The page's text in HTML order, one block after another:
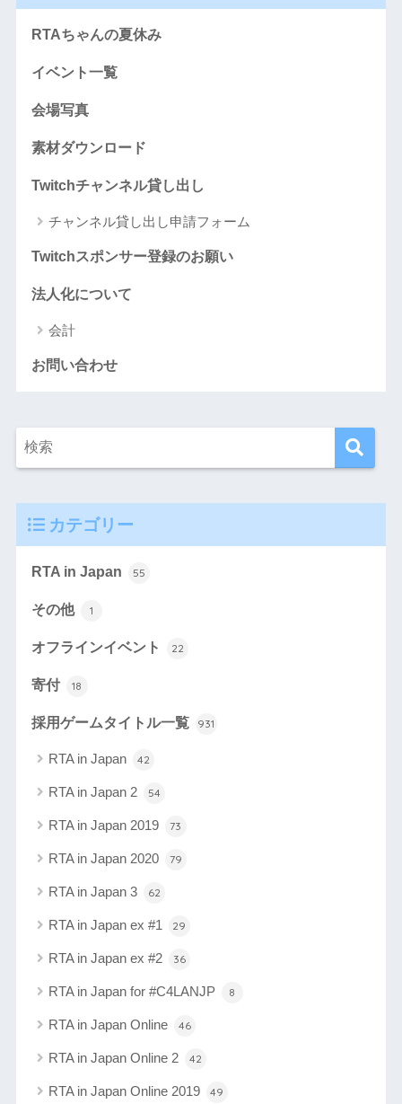
RTAちゃんの夏休み
イベント一覧
会場写真
素材ダウンロード
Twitchチャンネル貸し出し
チャンネル貸し出し申請フォーム
Twitchスポンサー登録のお願い
法人化について
会計
お問い合わせ
カテゴリー
RTA in Japan 55
その他 1
オフラインイベント 22
寄付 18
採用ゲームタイトル一覧 931
RTA in Japan 42
RTA in Japan 2 54
RTA in Japan 2019 73
RTA in Japan 2020 79
RTA in Japan 3 62
RTA in Japan ex #1 29
RTA in Japan ex #2 36
RTA in Japan for #C4LANJP 8
RTA in Japan Online 46
RTA in Japan Online 2 42
RTA in Japan Online 2019 49